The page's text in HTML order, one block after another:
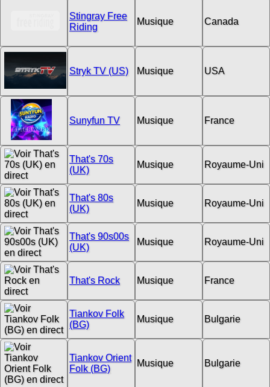
Stingray Free
Riding
Musique Canada
Stryk TV (US) Musique USA
Sunyfun TV Musique France
That's 70s
(UK)
Musique Royaume-Uni
That's 80s
(UK)
Musique Royaume-Uni
That's 90s00s
(UK)
Musique Royaume-Uni
That's Rock Musique France
Tiankov Folk
(BG)
Musique Bulgarie
Tiankov Orient
Folk (BG)
Musique Bulgarie